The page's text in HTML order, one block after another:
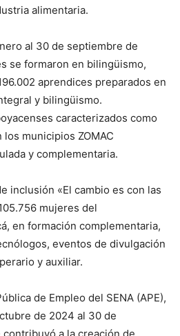
alimentaria.
al 30 de septiembre de
se formaron en bilingüismo,
aprendices preparados en
y bilingüismo.
caracterizados como
municipios ZOMAC
y complementaria.
inclusión «El cambio es con las
mujeres del
en formación complementaria,
eventos de divulgación
y auxiliar.
de Empleo del SENA (APE),
de 2024 al 30 de